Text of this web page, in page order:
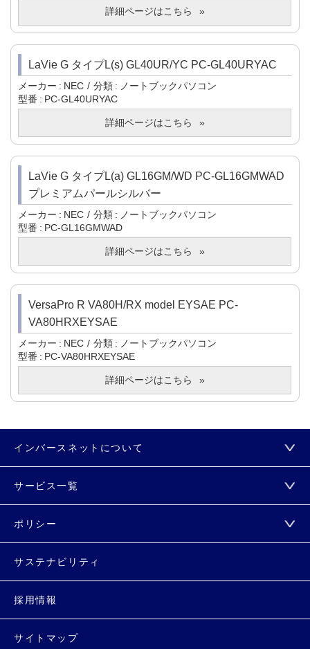
詳細ページはこちら
LaVie G タイプL(s) GL40UR/YC PC-GL40URYAC
メーカー NEC 分類
ノートブックパソコン
型番
PC-GL40URYAC
詳細ページはこちら
LaVie G タイプL(a) GL16GM/WD PC-GL16GMWAD
プレミアムパールシルバー
メーカー NEC 分類
ノートブックパソコン
型番
PC-GL16GMWAD
詳細ページはこちら
VersaPro R VA80H/RX model EYSAE PC-
VA80HRXEYSAE
メーカー NEC 分類
ノートブックパソコン
型番
PC-VA80HRXEYSAE
詳細ページはこちら
インバースネットについて
サービス一覧
ポリシー
サステナビリティ
採用情報
サイトマップ